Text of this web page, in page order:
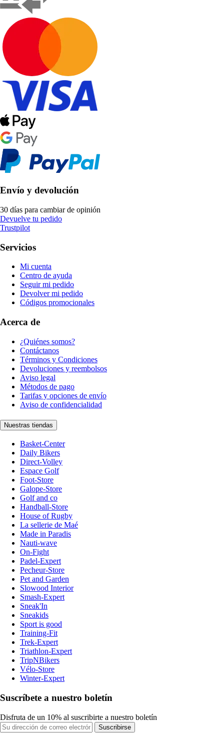
Envío y devolución
30 días para cambiar de opinión
Devuelve tu pedido
Trustpilot
Servicios
Mi cuenta
Centro de ayuda
Seguir mi pedido
Devolver mi pedido
Códigos promocionales
Acerca de
¿Quiénes somos?
Contáctanos
Términos y Condiciones
Devoluciones y reembolsos
Aviso legal
Métodos de pago
Tarifas y opciones de envío
Aviso de confidencialidad
Nuestras tiendas
Basket-Center
Daily Bikers
Direct-Volley
Espace Golf
Foot-Store
Galope-Store
Golf and co
Handball-Store
House of Rugby
La sellerie de Maé
Made in Paradis
Nauti-wave
On-Fight
Padel-Expert
Pecheur-Store
Pet and Garden
Slowood Interior
Smash-Expert
Sneak'In
Sneakids
Sport is good
Training-Fit
Trek-Expert
Triathlon-Expert
TripNBikers
Vélo-Store
Winter-Expert
Suscríbete a nuestro boletín
Disfruta de un 10% al suscribirte a nuestro boletín
Suscribirse